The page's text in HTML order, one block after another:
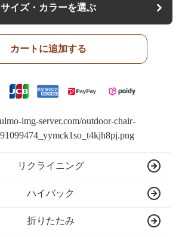
サイズ・カラーを選ぶ
カートに追加する
リクライニング
ハイバック
折りたたみ